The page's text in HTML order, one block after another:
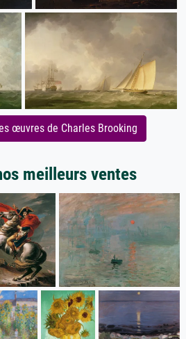
œuvres de Charles Brooking
meilleurs ventes